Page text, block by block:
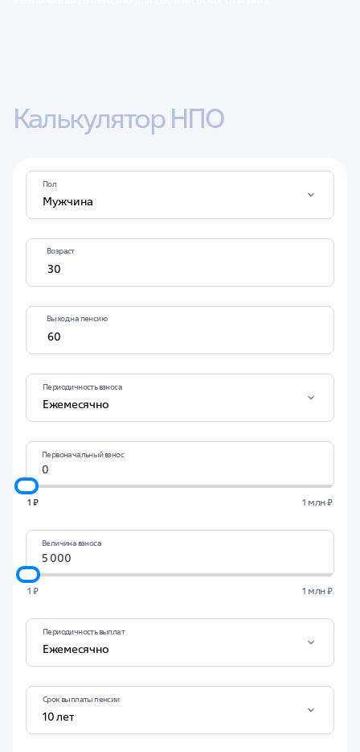
Калькулятор НПО
Пол
Мужчина
Возраст
Выход на пенсию
Периодичность взноса
Ежемесячно
Первоначальный взнос
1 ₽ 1 млн ₽
Величина взноса
1 ₽ 1 млн ₽
Периодичность выплат
Ежемесячно
Срок выплаты пенсии
10 лет